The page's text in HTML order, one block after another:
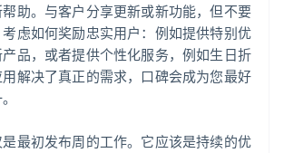
助。与客户分享更新或新功能，但不要
虑如何奖励忠实用户：例如提供特别优
品，或者提供个性化服务，例如生日折
解决了真正的需求，口碑会成为您最好
是最初发布周的工作。它应该是持续的优